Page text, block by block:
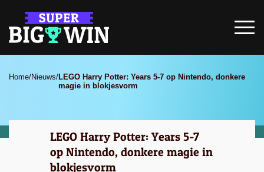
Home/Nieuws/LEGO Harry Potter: Years 5-7 op Nintendo, donkere
magie in blokjesvorm
LEGO Harry Potter: Years 5-7
op Nintendo, donkere magie in
blokjesvorm